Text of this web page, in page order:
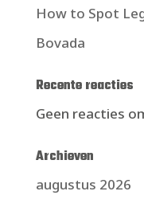
How to Spot
Bovada
Recente reacties
Geen reacties
Archieven
augustus 2026